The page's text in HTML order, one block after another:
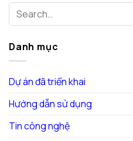
Danh mục
Dự án đã triển khai
Hướng dẫn sử dụng
Tin công nghệ